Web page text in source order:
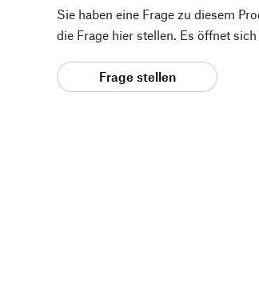
Sie haben eine Frage zu diesem
die Frage hier stellen. Es öffnet
Frage stellen